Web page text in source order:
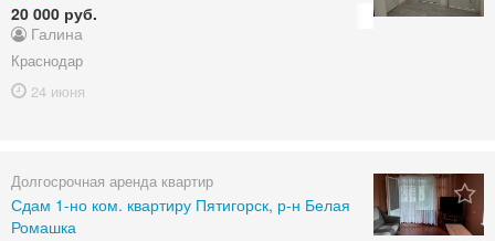
20 000 руб.
Галина
Краснодар
24 июня
Долгосрочная аренда квартир
Сдам 1-но ком. квартиру Пятигорск, р-н Белая
Ромашка